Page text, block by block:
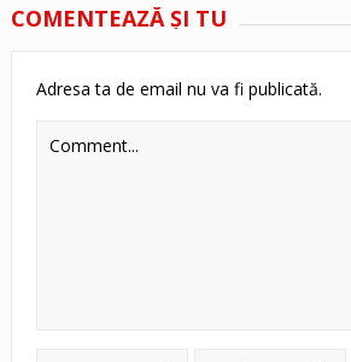
COMENTEAZĂ ŞI TU
Adresa ta de email nu va fi publicată.